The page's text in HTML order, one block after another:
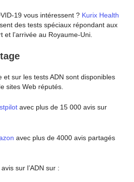
19 vous intéressent ? Kurix Health
des tests spéciaux répondant aux
l’arrivée au Royaume-Uni.
et sur les tests ADN sont disponibles
sites Web réputés.
avec plus de 15 000 avis sur
avec plus de 4000 avis partagés
sur l’ADN sur :